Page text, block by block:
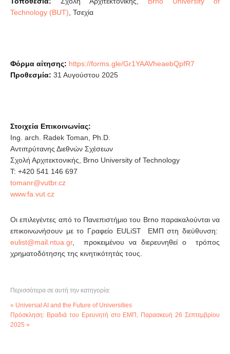
Technology (BUT), Τσεχία
Φόρμα αίτησης: https://forms.gle/Gr1YAAVheaebQpfR7
Προθεσμία: 31 Αυγούστου 2025
Στοιχεία Επικοινωνίας:
Ing. arch. Radek Toman, Ph.D.
Αντιπρύτανης Διεθνών Σχέσεων
Σχολή Αρχιτεκτονικής, Brno University of Technology
Τ: +420 541 146 697
www.fa.vut.cz
Οι επιλεγέντες από το Πανεπιστήμιο του Brno παρακαλούνται να
επικοινωνήσουν με το Γραφείο EULiST ΕΜΠ στη διεύθυνση:
, προκειμένου να διερευνηθεί ο τρόπος
χρηματοδότησης της κινητικότητάς τους.
Περισσότερα σε αυτή την κατηγορία:
« Universal AI and the Future of Universities
Πρόσκληση: Βραδιά του Ερευνητή στο ΕΜΠ, Παρασκευή 26 Σεπτεμβρίου
2025 »